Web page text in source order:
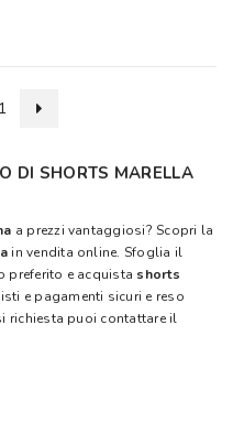
DI SHORTS MARELLA
a prezzi vantaggiosi? Scopri la
in vendita online. Sfoglia il
e acquista shorts
e pagamenti sicuri e reso
richiesta puoi contattare il